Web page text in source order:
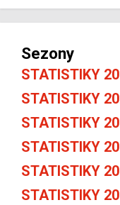
Sezony
STATISTIKY
STATISTIKY
STATISTIKY
STATISTIKY
STATISTIKY
STATISTIKY